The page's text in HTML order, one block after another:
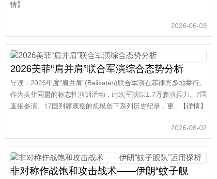
情】
2026-06-03
2026美菲“肩并肩”联合军演综合态势分析
导读：2026年度“肩并肩”(Balikatan)联合军演在菲律宾多地举行。
作为美菲同盟的标志性演训活动，此次军演以1.7万参演兵力、7国
直接参演、17国列席观察的规模创下系列历史纪录，更... 【详情】
2026-06-02
非对称作战饱和攻击战术——伊朗“蚊子舰